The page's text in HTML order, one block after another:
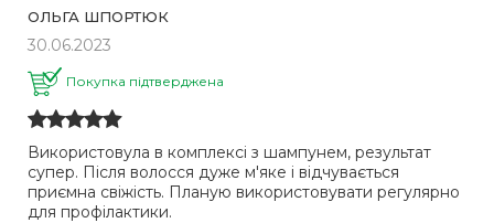
ОЛЬГА ШПОРТЮК
30.06.2023
Покупка підтверджена
Використовула в комплексі з шампунем, результат
супер. Після волосся дуже м'яке і відчувається
приємна свіжість. Планую використовувати регулярно
для профілактики.